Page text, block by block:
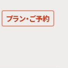
プラン・ご予約